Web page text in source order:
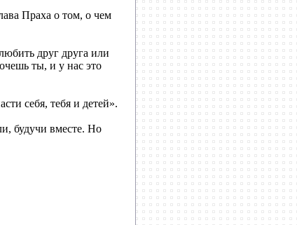
Праха о том, о чем
друг друга или
ты, и у нас это
себя, тебя и детей».
будучи вместе. Но